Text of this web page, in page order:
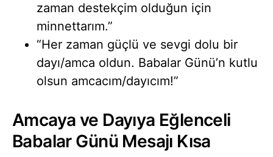
zaman destekçim olduğun için
minnettarım.”
“Her zaman güçlü ve sevgi dolu bir
dayı/amca oldun. Babalar Günü’n kutlu
olsun amcacım/dayıcım!”
Amcaya ve Dayıya Eğlenceli
Babalar Günü Mesajı Kısa